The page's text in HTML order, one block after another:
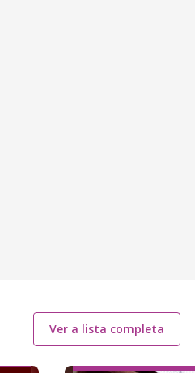
Ver a lista completa